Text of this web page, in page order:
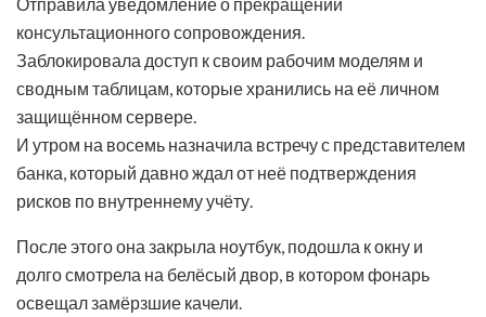
Отправила уведомление о прекращении
консультационного сопровождения.
Заблокировала доступ к своим рабочим моделям и
сводным таблицам, которые хранились на её личном
защищённом сервере.
И утром на восемь назначила встречу с представителем
банка, который давно ждал от неё подтверждения
рисков по внутреннему учёту.
После этого она закрыла ноутбук, подошла к окну и
долго смотрела на белёсый двор, в котором фонарь
освещал замёрзшие качели.